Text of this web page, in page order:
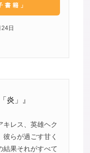
書籍」
日
炎」』
キレス、英雄ヘク
彼らが過ごす甘く
結果それがすべて